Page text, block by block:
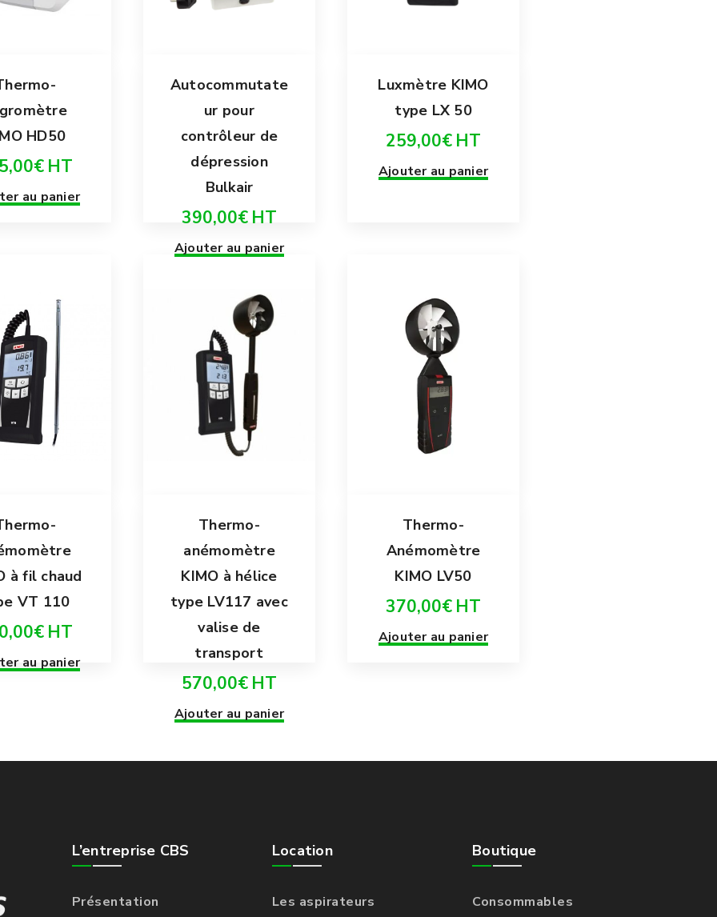
HD50
€ HT
au panier
Autocommutate
ur pour
contrôleur de
dépression
Bulkair
390,00€ HT
Ajouter au panier
Luxmètre KIMO
type LX 50
259,00€ HT
Ajouter au panier
à fil chaud
VT 110
€ HT
au panier
Thermo-
anémomètre
KIMO à hélice
type LV117 avec
valise de
transport
570,00€ HT
Ajouter au panier
Thermo-
Anémomètre
KIMO LV50
370,00€ HT
Ajouter au panier
L’entreprise CBS
Présentation
Location
Les aspirateurs
Boutique
Consommables